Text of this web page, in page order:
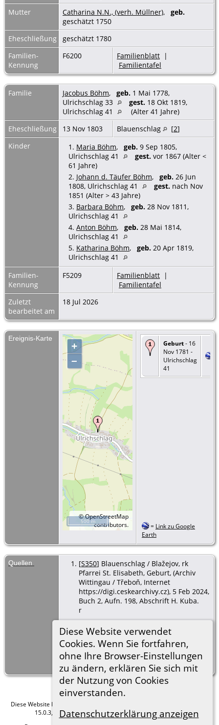
Diese Website verwendet
Cookies. Wenn Sie fortfahren,
ohne Ihre Browser-Einstellungen
zu ändern, erklären Sie sich mit
der Nutzung von Cookies
einverstanden.
Datenschutzerklärung anzeigen
Mutter
Catharina N.N., (verh. Müllner), geb.
geschätzt 1750
Eheschließung
geschätzt 1780
Familien-
Kennung
F6200 Familienblatt |
Familientafel
Familie Jacobus Böhm, geb. 1 Mai 1778,
Ulrichschlag 33
gest. 18 Okt 1819,
Ulrichschlag 41
(Alter 41 Jahre)
Eheschließung
13 Nov 1803 Blauenschlag [2]
Kinder
1. Maria Böhm, geb. 9 Sep 1805,
Ulrichschlag 41
gest. vor 1867 (Alter <
61 Jahre)
2. Johann d. Täufer Böhm, geb. 26 Jun
1808, Ulrichschlag 41
gest. nach Nov
1851 (Alter > 43 Jahre)
3. Barbara Böhm, geb. 28 Nov 1811,
Ulrichschlag 41
4. Anton Böhm, geb. 28 Mai 1814,
Ulrichschlag 41
5. Katharina Böhm, geb. 20 Apr 1819,
Ulrichschlag 41
Familien-
Kennung
F5209 Familienblatt |
Familientafel
Zuletzt
bearbeitet am
18 Jul 2026
Ereignis-Karte
+
–
©OpenStreetMap
contributors.
500 m
Geburt- 16
Nov 1781 -
Ulrichschlag
41
= Link zu Google
Earth
Quellen [S350] Blauenschlag / Blažejov, rk
Pfarrei St. Elisabeth, Geburt, (Archiv
Wittingau / Třeboň, Internet
https://digi.ceskearchivy.cz), 5 Feb 2024,
Buch 2, Aufn. 198, Abschrift H. Kuba.
r
[S354] Blauenschlag / Blažejov, rk
Pfarrei St. Elisabeth, Heirat, (Archiv
Wittingau / Třeboň, Internet
https://digi.ceskearchivy.cz), 15 Jul 2014,
Buch 9, Aufn. 65, Abschrift H. Kuba.
Diese Website läuft mit
15.0.3, programmiert von Darrin Lythgoe © 2001-2026.